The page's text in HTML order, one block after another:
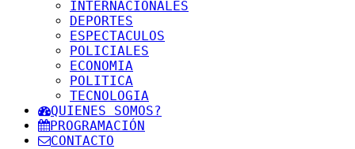
INTERNACIONALES
DEPORTES
ESPECTACULOS
POLICIALES
ECONOMIA
POLITICA
TECNOLOGIA
QUIENES SOMOS?
PROGRAMACIÓN
CONTACTO